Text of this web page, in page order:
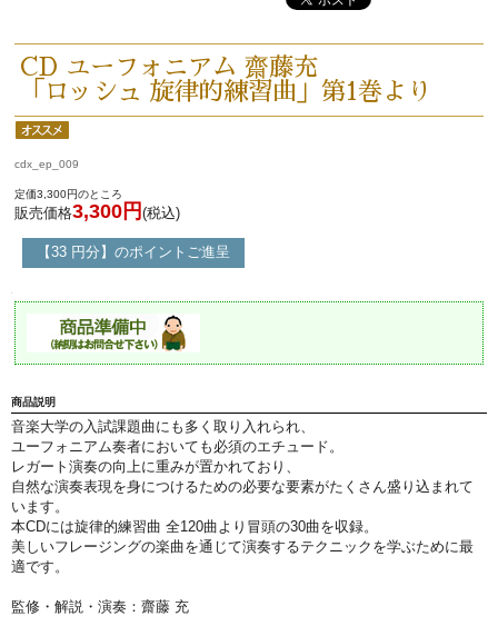
CD ユーフォニアム 齋藤充
「ロッシュ 旋律的練習曲」第1巻より
cdx_ep_009
定価3,300円のところ
販売価格3,300円 (税込)
【33 円分】のポイントご進呈
商品説明
音楽大学の入試課題曲にも多く取り入れられ、
ユーフォニアム奏者においても必須のエチュード。
レガート演奏の向上に重みが置かれており、
自然な演奏表現を身につけるための必要な要素がたくさん盛り込まれて
います。
本CDには旋律的練習曲 全120曲より冒頭の30曲を収録。
美しいフレージングの楽曲を通じて演奏するテクニックを学ぶために最
適です。
監修・解説・演奏：齋藤 充
永江楽器人気コンテンツ
新商品・新規取り扱い商品
人気の永江楽器コラム
「楽器をはじめよう」
お手入れ方法
演奏会のお知らせ